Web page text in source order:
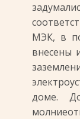
МЭК, в
внесены
доме.